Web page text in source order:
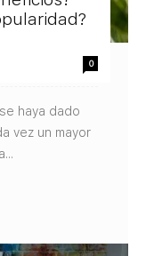
0
haya dado
vez un mayor